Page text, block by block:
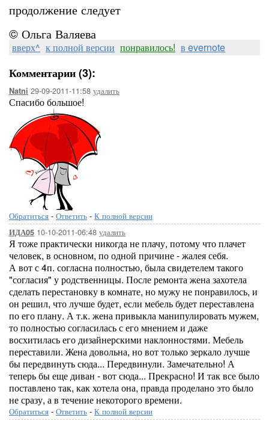
продолжение следует
© Ольга Валяева
вверх^ к полной версии понравилось! в evernote
Комментарии (3):
Natni 29-09-2011-11:58 удалить
Спасибо большое!
Обратиться - Ответить - К полной версии
ИДА05 10-10-2011-06:48 удалить
Я тоже практически никогда не плачу, потому что плачет
человек, в основном, по одной причине - жалея себя.
А вот с 4п. согласна полностью, была свидетелем такого
"согласия" у родственницы. После ремонта жена захотела
сделать перестановку в комнате, но мужу не понравилось, и
он решил, что лучше будет, если мебель будет переставлена
по его плану. А т.к. жена привыкла манипулировать мужем,
то полностью согласилась с его мнением и даже
восхитилась его дизайнерскими наклонностями. Мебель
переставили. Жена довольна, но вот только зеркало лучше
бы передвинуть сюда... Передвинули. Замечательно! А
теперь бы еще диван - вот сюда... Прекрасно! И так все было
поставлено так, как хотела она, правда проделано это было
не сразу, а в течение некоторого времени.
Обратиться - Ответить - К полной версии